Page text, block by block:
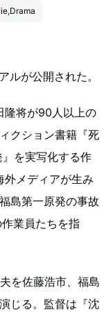
ルが公開された。
隆将が90人以上の
クション書籍『死
を実写化する作
メディアが生み
島第一原発の事故
業員たちを指
を佐藤浩市、福島
じる。監督は『沈